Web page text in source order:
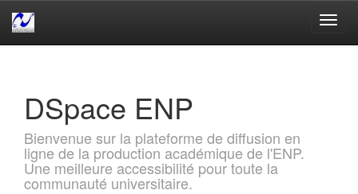
DSpace ENP
Bienvenue sur la plateforme de diffusion en
ligne de la production académique de l'ENP.
Une meilleure accessibilité pour toute la
communauté universitaire.